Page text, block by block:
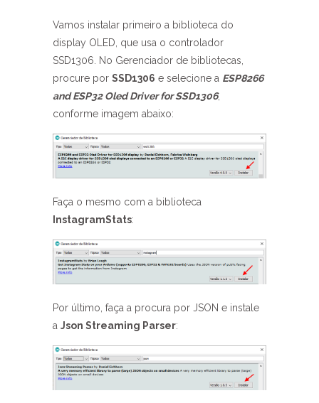
Vamos instalar primeiro a biblioteca do
display OLED, que usa o controlador
SSD1306. No Gerenciador de bibliotecas,
procure por SSD1306 e selecione a ESP8266
and ESP32 Oled Driver for SSD1306,
conforme imagem abaixo:
Faça o mesmo com a biblioteca
InstagramStats:
Por último, faça a procura por JSON e instale
a Json Streaming Parser: